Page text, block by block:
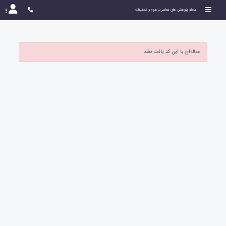
مجله پژوهش های معاصر در علوم و تحقیقات
مقاله‌ای با این کد یافت نشد.